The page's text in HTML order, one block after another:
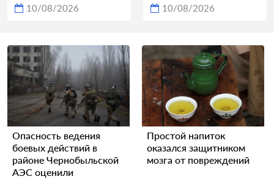
10/08/2026 10/08/2026
Опасность ведения
боевых действий в
районе Чернобыльской
АЭС оценили
Простой напиток
оказался защитником
мозга от повреждений